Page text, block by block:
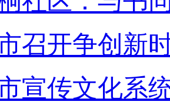
召开争创新
宣传文化系